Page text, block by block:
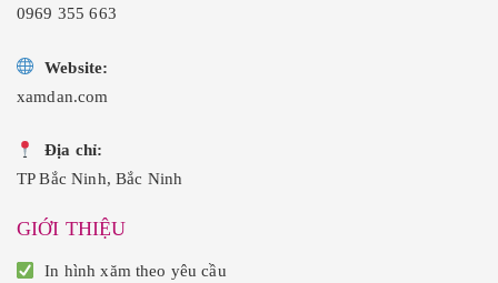
0969 355 663
Website:
xamdan.com
Địa chỉ:
TP Bắc Ninh, Bắc Ninh
GIỚI THIỆU
In hình xăm theo yêu cầu